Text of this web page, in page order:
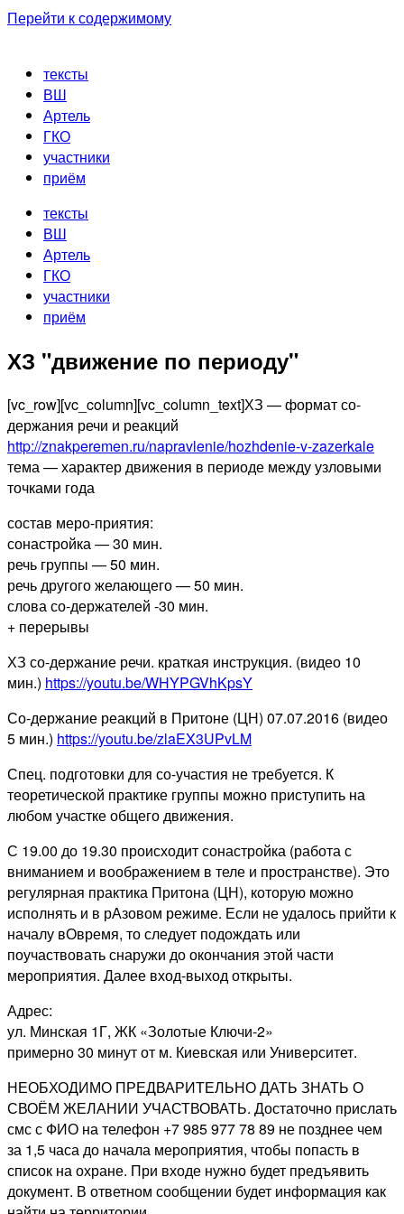
Перейти к содержимому
тексты
ВШ
Артель
ГКО
участники
приём
тексты
ВШ
Артель
ГКО
участники
приём
ХЗ "движение по периоду"
[vc_row][vc_column][vc_column_text]ХЗ — формат со-
держания речи и реакций
http://znakperemen.ru/napravlenie/hozhdenie-v-zazerkale
тема — характер движения в периоде между узловыми
точками года
состав меро-приятия:
сонастройка — 30 мин.
речь группы — 50 мин.
речь другого желающего — 50 мин.
слова со-держателей -30 мин.
+ перерывы
ХЗ со-держание речи. краткая инструкция. (видео 10
мин.) https://youtu.be/WHYPGVhKpsY
Со-держание реакций в Притоне (ЦН) 07.07.2016 (видео
5 мин.) https://youtu.be/zlaEX3UPvLM
Спец. подготовки для со-участия не требуется. К
теоретической практике группы можно приступить на
любом участке общего движения.
С 19.00 до 19.30 происходит сонастройка (работа с
вниманием и воображением в теле и пространстве). Это
регулярная практика Притона (ЦН), которую можно
исполнять и в рАзовом режиме. Если не удалось прийти к
началу вОвремя, то следует подождать или
поучаствовать снаружи до окончания этой части
мероприятия. Далее вход-выход открыты.
Адрес:
ул. Минская 1Г, ЖК «Золотые Ключи-2»
примерно 30 минут от м. Киевская или Университет.
НЕОБХОДИМО ПРЕДВАРИТЕЛЬНО ДАТЬ ЗНАТЬ О
СВОЁМ ЖЕЛАНИИ УЧАСТВОВАТЬ. Достаточно прислать
смс с ФИО на телефон +7 985 977 78 89 не позднее чем
за 1,5 часа до начала мероприятия, чтобы попасть в
список на охране. При входе нужно будет предъявить
документ. В ответном сообщении будет информация как